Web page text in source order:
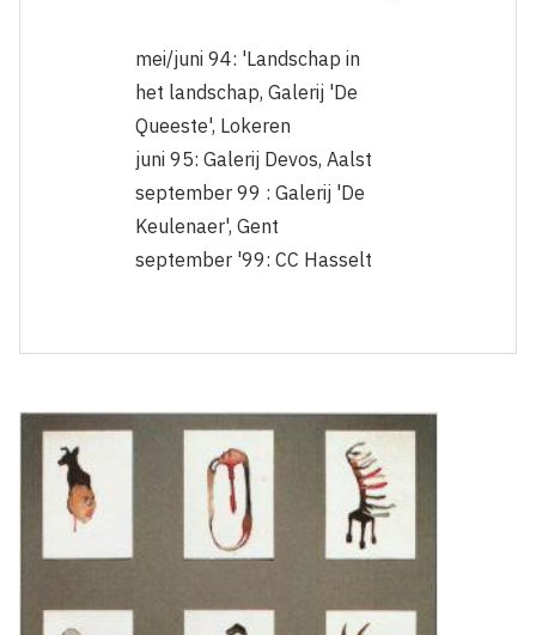
mei/juni 94: 'Landschap in
het landschap, Galerij 'De
Queeste', Lokeren
juni 95: Galerij Devos, Aalst
september 99 : Galerij 'De
Keulenaer', Gent
september '99: CC Hasselt